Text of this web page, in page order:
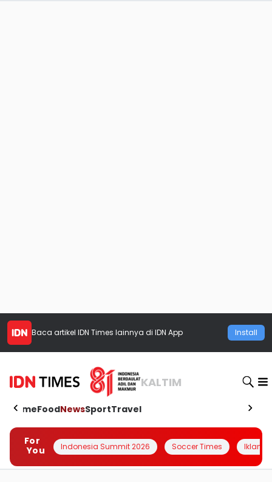
Baca artikel IDN Times lainnya di IDN App Install
KALTIM
HomeFoodNewsSportTravel
For
You
Indonesia Summit 2026 Soccer Times Iklanin